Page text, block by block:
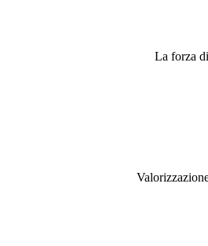
La forza